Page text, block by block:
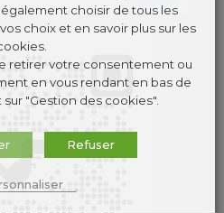
choisir de tous les
choix et en savoir plus sur les
retirer votre consentement ou
en vous rendant en bas de
"Gestion des cookies".
Refuser